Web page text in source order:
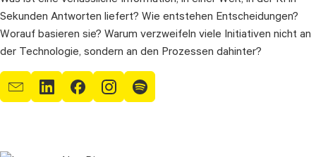
MEHR
Sekunden Antworten liefert? Wie entstehen Entscheidungen?
Worauf basieren sie? Warum verzweifeln viele Initiativen nicht an
der Technologie, sondern an den Prozessen dahinter?